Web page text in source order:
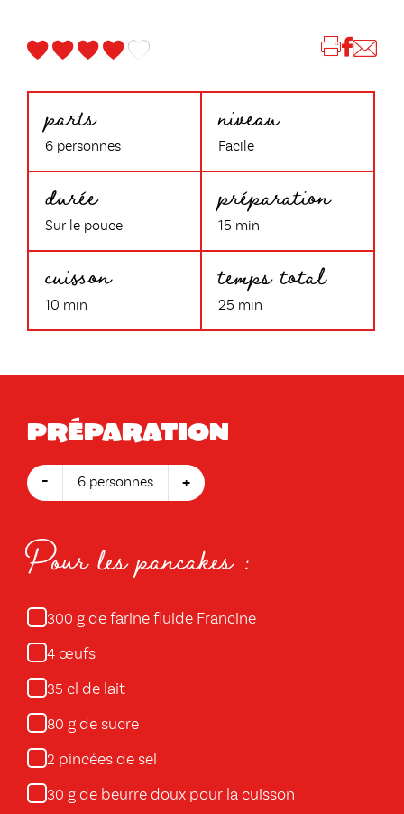
parts
6 personnes
niveau
Facile
durée
Sur le pouce
préparation
15 min
cuisson
10 min
temps total
25 min
Préparation
- 6 personnes +
Pour les pancakes :
300 g de farine fluide Francine
4 œufs
35 cl de lait
80 g de sucre
2 pincées de sel
30 g de beurre doux pour la cuisson